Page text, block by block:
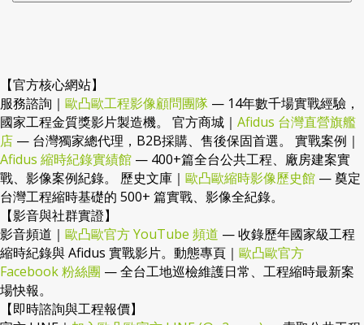
【官方核心網站】
服務諮詢｜ 歐凸歐工程影像顧問團隊 — 14年數千場實戰經驗，
國家工程金質獎影片製造機。 官方商城｜ Afidus 台灣直營旗艦
店 — 台灣獨家總代理，B2B採購、售後保固首選。 實戰案例｜
Afidus 縮時紀錄實績館 — 400+篇全台公共工程、廠房建案實
戰、影像案例紀錄。 歷史文庫｜ 歐凸歐縮時影像歷史館 — 奠定
台灣工程縮時基礎的 500+ 篇實戰、影像全紀錄。
【影音與社群實證】
影音頻道｜ 歐凸歐官方 YouTube 頻道 — 收錄歷年國家級工程
縮時紀錄與 Afidus 實戰影片。動態專頁｜ 歐凸歐官方
Facebook 粉絲團 — 全台工地巡檢維護日常、工程縮時最新案
場快報。
【即時諮詢與工程報價】